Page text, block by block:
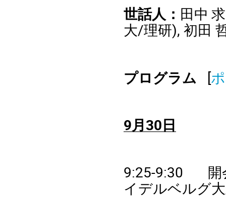
世話人： 田中
大/理研), 初田
プログラム [
9月30日
9:25-9:30
イデルベルグ大